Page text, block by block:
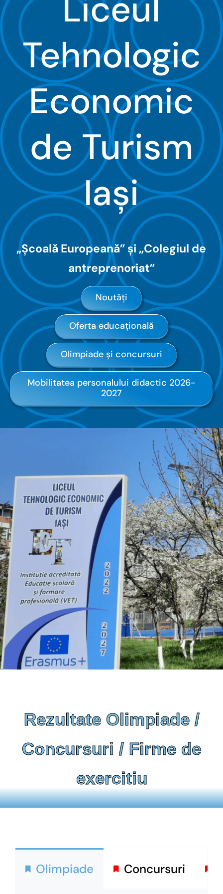
Organizare
Proiecte
Elevi
Despre noi
Contact
Liceul
Tehnologic
Economic
de Turism
Iaşi
„Școală Europeană” și „Colegiul de
antreprenoriat”
Noutăți
Oferta educațională
Olimpiade și concursuri
Mobilitatea personalului didactic 2026-
2027
Rezultate Olimpiade /
Concursuri / Firme de
exercitiu
Olimpiade Concursuri